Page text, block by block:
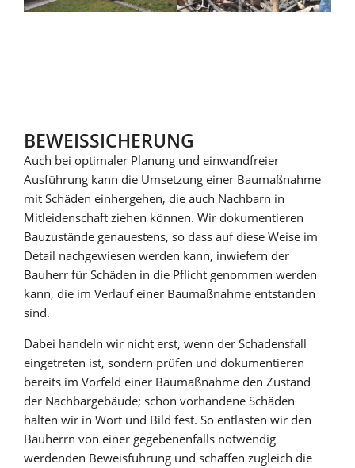
BEWEISSICHERUNG
Auch bei optimaler Planung und einwandfreier
Ausführung kann die Umsetzung einer Bau­maßnahme
mit Schäden einhergehen, die auch Nachbarn in
Mitleidenschaft ziehen können. Wir dokumentieren
Bauzustände genauestens, so dass auf diese Weise im
Detail nachgewiesen werden kann, inwiefern der
Bauherr für Schäden in die Pflicht genommen werden
kann, die im Verlauf einer Baumaßnahme entstanden
sind.
Dabei handeln wir nicht erst, wenn der Schadensfall
eingetreten ist, sondern prüfen und dokumentieren
bereits im Vorfeld einer Bau­maßnahme den Zustand
der Nachbargebäude; schon vorhandene Schäden
halten wir in Wort und Bild fest. So entlasten wir den
Bauherrn von einer gegebenenfalls notwendig
werdenden Beweisführung und schaffen zugleich die